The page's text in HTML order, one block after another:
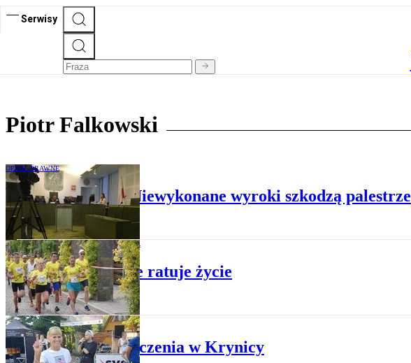
Serwisy
Piotr Falkowski
OPINIE PRAWNE
Piotr Falkowski: Niewykonane wyroki szkodzą palestrze
LEKKOATLETYKA
Bieganie ratuje życie
SPORT
Do zobaczenia w Krynicy